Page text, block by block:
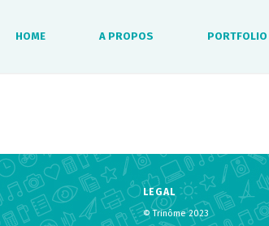
HOME A PROPOS PORTFOLIO
LEGAL
© Trinôme 2023